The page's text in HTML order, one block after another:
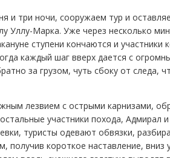
и три ночи, сооружаем тур и
Уллу-Марка. Уже через несколько
ступени кончаются и
каждый шаг вверх дается с
за грузом, чуть сбоку от следа,
лезвием с острыми карнизами,
участники похода, Адмирал
туристы одевают обвязки,
короткое наставление,